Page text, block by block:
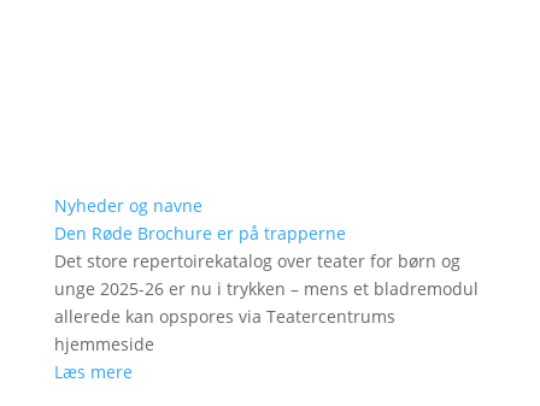
Nyheder og navne
Den Røde Brochure er på trapperne
Det store repertoirekatalog over teater for børn og
unge 2025-26 er nu i trykken – mens et bladremodul
allerede kan opspores via Teatercentrums
hjemmeside
Læs mere